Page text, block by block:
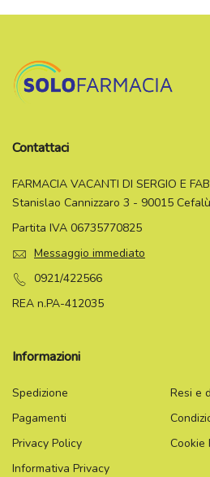
Contattaci
FARMACIA VACANTI DI SERGIO E
Stanislao Cannizzaro 3 - 90015
Partita IVA 06735770825
Messaggio immediato
0921/422566
REA n.PA-412035
Informazioni
Spedizione
Resi e
Pagamenti
Privacy Policy
Cookie
Informativa Privacy